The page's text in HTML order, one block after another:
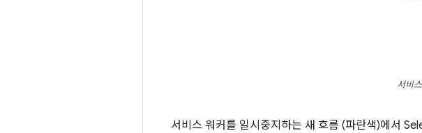
서비
서비스 워커를 일시중지하는 새 흐름 (파란색)에서